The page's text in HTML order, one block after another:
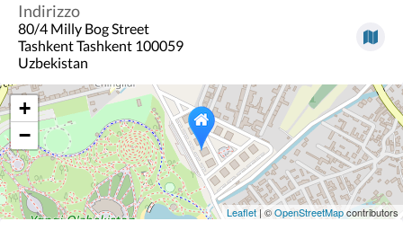
Indirizzo
80/4 Milly Bog Street
Tashkent Tashkent 100059
Uzbekistan
+
−
Leaflet | ©OpenStreetMapcontributors